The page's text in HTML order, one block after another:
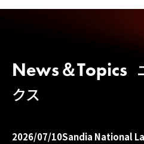
News＆Topics
クス
2026/07/10Sandia National